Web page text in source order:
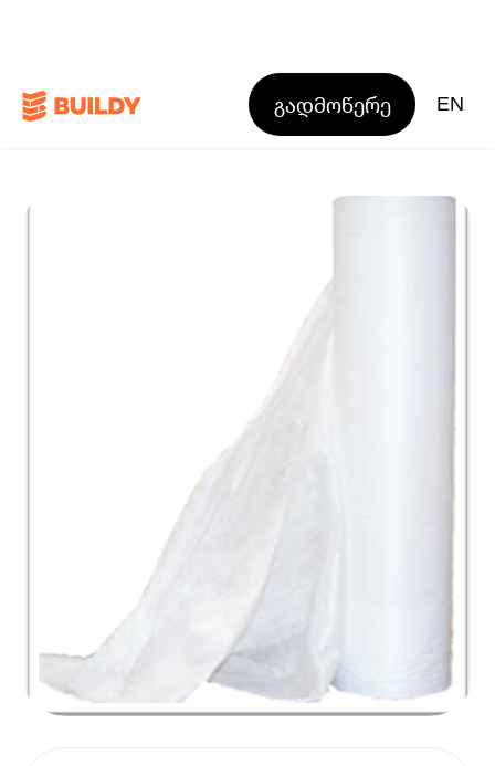
გადმოწერე EN